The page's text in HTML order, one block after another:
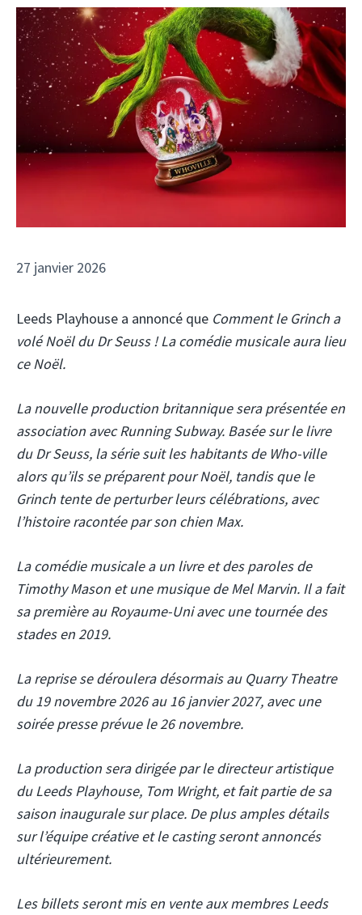
27 janvier 2026
Leeds Playhouse a annoncé que Comment le Grinch a
volé Noël du Dr Seuss ! La comédie musicale aura lieu
ce Noël.
La nouvelle production britannique sera présentée en
association avec Running Subway. Basée sur le livre
du Dr Seuss, la série suit les habitants de Who-ville
alors qu’ils se préparent pour Noël, tandis que le
Grinch tente de perturber leurs célébrations, avec
l’histoire racontée par son chien Max.
La comédie musicale a un livre et des paroles de
Timothy Mason et une musique de Mel Marvin. Il a fait
sa première au Royaume-Uni avec une tournée des
stades en 2019.
La reprise se déroulera désormais au Quarry Theatre
du 19 novembre 2026 au 16 janvier 2027, avec une
soirée presse prévue le 26 novembre.
La production sera dirigée par le directeur artistique
du Leeds Playhouse, Tom Wright, et fait partie de sa
saison inaugurale sur place. De plus amples détails
sur l’équipe créative et le casting seront annoncés
ultérieurement.
Les billets seront mis en vente aux membres Leeds